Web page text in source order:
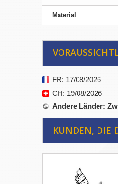
Material
FR: 17/08/2026
CH: 19/08/2026
Andere Länder:
KUNDEN, DIE